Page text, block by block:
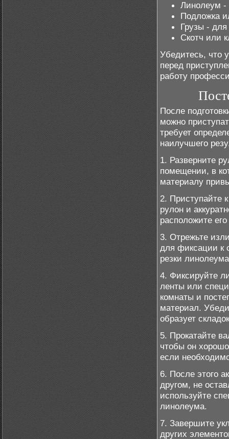
Линолеум -
Подложка
Грузы -
Скотч или
Убедитесь, что
перед
работу
После
можно
требует
наилучшего
1. Разверните
помещении, в
материалу
2. Приступайте
рулон и
расположите
3. Отрежьте
для фиксации к
резки
4. Фиксируйте
ленты или
комнаты и
материал.
образует
5. Прокатайте
чтобы он
если
6. После этого
другом, не
используйте
линолеума.
7. Завершите
других